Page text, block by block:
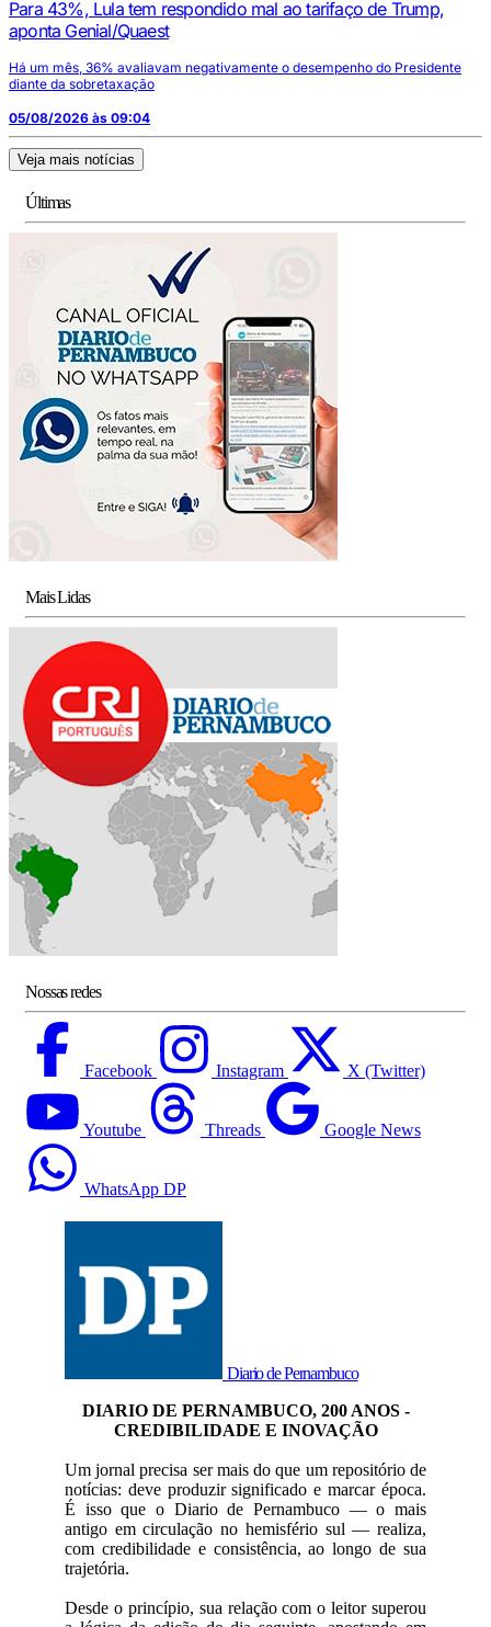
Para 43%, Lula tem respondido mal ao tarifaço de Trump,
aponta Genial/Quaest
Há um mês, 36% avaliavam negativamente o desempenho do Presidente
diante da sobretaxação
05/08/2026 às 09:04
Veja mais notícias
Últimas
Mais Lidas
Nossas redes
Facebook Instagram X (Twitter)
Youtube Threads Google News
WhatsApp DP
Diario de Pernambuco
DIARIO DE PERNAMBUCO, 200 ANOS -
CREDIBILIDADE E INOVAÇÃO
Um jornal precisa ser mais do que um repositório de
notícias: deve produzir significado e marcar época.
É isso que o Diario de Pernambuco — o mais
antigo em circulação no hemisfério sul — realiza,
com credibilidade e consistência, ao longo de sua
trajetória.
Desde o princípio, sua relação com o leitor superou